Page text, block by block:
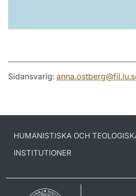
Sidansvarig: anna.ostberg@fil.lu.
HUMANISTISKA OCH
INSTITUTIONER